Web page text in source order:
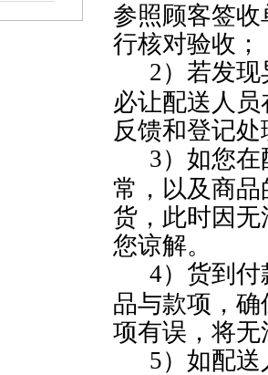
参照顾客签
行核对验收；
2 ）若发
必让配送人
反馈和登记处
3）如您
常，以及商
货，此时因
您谅解。
4）货到
品与款项，
项有误，将
5）如配